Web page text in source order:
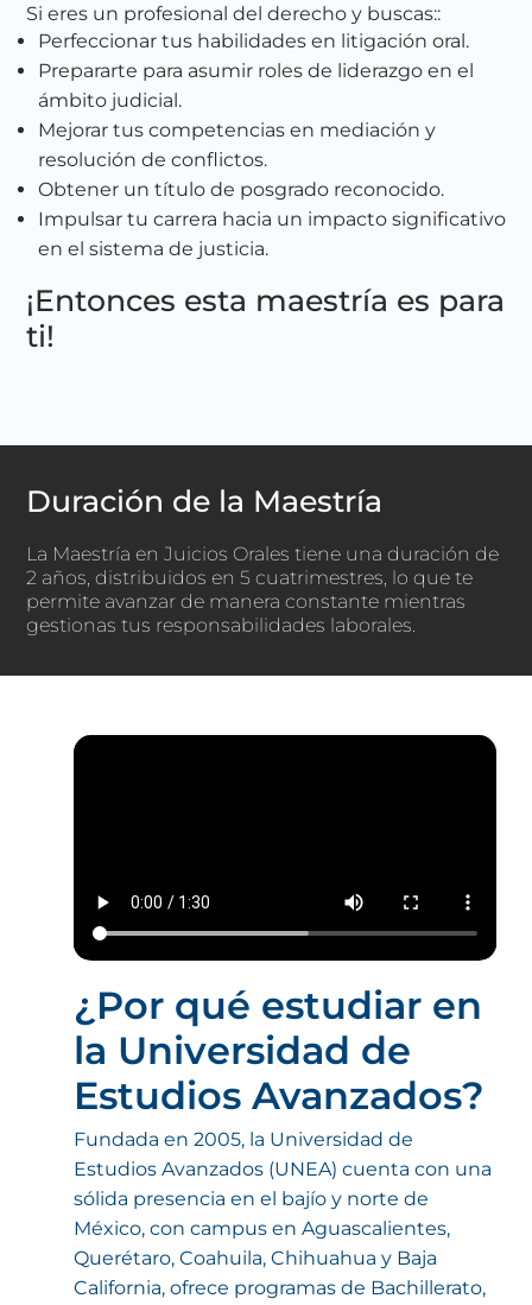
Si eres un profesional del derecho y buscas::
Perfeccionar tus habilidades en litigación oral.
Prepararte para asumir roles de liderazgo en el
ámbito judicial.
Mejorar tus competencias en mediación y
resolución de conflictos.
Obtener un título de posgrado reconocido.
Impulsar tu carrera hacia un impacto significativo
en el sistema de justicia.
¡Entonces esta maestría es para
ti!
Duración de la Maestría
La Maestría en Juicios Orales tiene una duración de
2 años, distribuidos en 5 cuatrimestres, lo que te
permite avanzar de manera constante mientras
gestionas tus responsabilidades laborales.
¿Por qué estudiar en
la Universidad de
Estudios Avanzados?
Fundada en 2005, la Universidad de
Estudios Avanzados (UNEA) cuenta con una
sólida presencia en el bajío y norte de
México, con campus en Aguascalientes,
Querétaro, Coahuila, Chihuahua y Baja
California, ofrece programas de Bachillerato,